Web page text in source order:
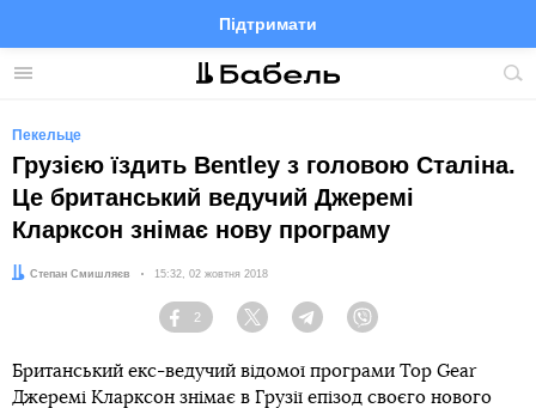
Меню
Підтримати
FacebookTelegramTwitter
Пекельце
Грузією їздить Bentley з головою Сталіна.
Це британський ведучий Джеремі
Кларксон знімає нову програму
Автор:
Степан Смишляєв Дата:
15:32, 02 жовтня 2018
Facebook
2
Twitter TelegramViber
Британський екс-ведучий відомої програми Top Gear
Джеремі Кларксон знімає в Грузії епізод своєго нового